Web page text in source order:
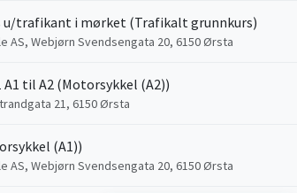
u/trafikant i mørket (Trafikalt grunnkurs)
AS, Webjørn Svendsengata 20, 6150 Ørsta
A1 til A2 (Motorsykkel (A2))
21, 6150 Ørsta
(A1))
AS, Webjørn Svendsengata 20, 6150 Ørsta